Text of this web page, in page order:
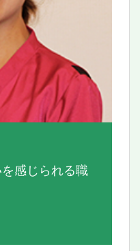
感じられる職